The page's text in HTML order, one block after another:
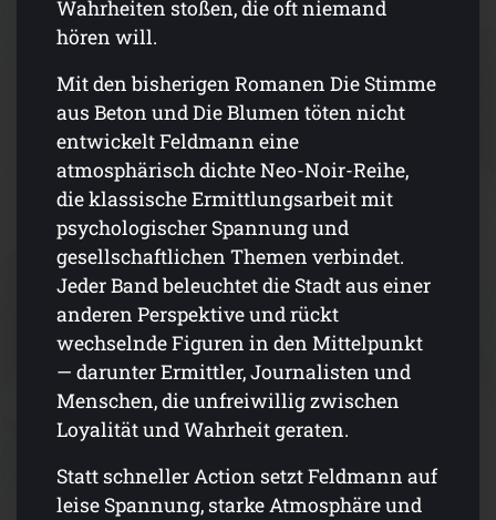
Wahrheiten stoßen, die oft niemand
hören will.
Mit den bisherigen Romanen Die Stimme
aus Beton und Die Blumen töten nicht
entwickelt Feldmann eine
atmosphärisch dichte Neo-Noir-Reihe,
die klassische Ermittlungsarbeit mit
psychologischer Spannung und
gesellschaftlichen Themen verbindet.
Jeder Band beleuchtet die Stadt aus einer
anderen Perspektive und rückt
wechselnde Figuren in den Mittelpunkt
— darunter Ermittler, Journalisten und
Menschen, die unfreiwillig zwischen
Loyalität und Wahrheit geraten.
Statt schneller Action setzt Feldmann auf
leise Spannung, starke Atmosphäre und